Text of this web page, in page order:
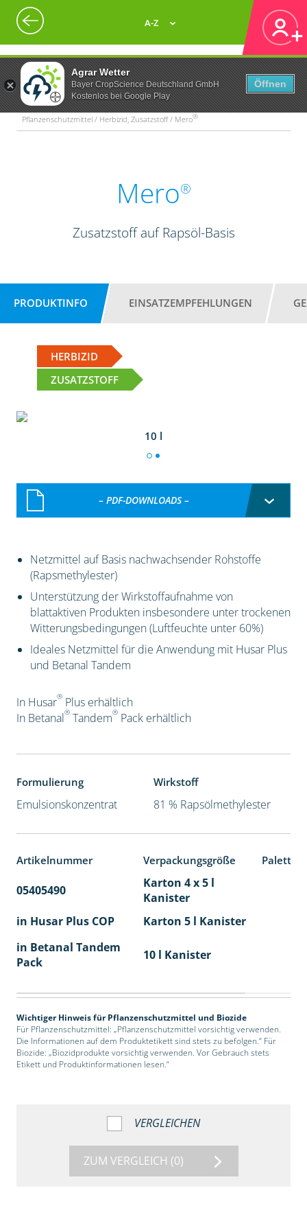
Agrar Wetter
Bayer CropScience Deutschland GmbH
Kostenlos bei Google Play
Öffnen
A-Z
Pflanzenschutzmittel / Herbizid, Zusatzstoff / Mero®
Mero®
Zusatzstoff auf Rapsöl-Basis
PRODUKTINFO EINSATZEMPFEHLUNGEN
HERBIZID
ZUSATZSTOFF
10 l
– PDF-DOWNLOADS –
Netzmittel auf Basis nachwachsender Rohstoffe
(Rapsmethylester)
Unterstützung der Wirkstoffaufnahme von
blattaktiven Produkten insbesondere unter trockenen
Witterungsbedingungen (Luftfeuchte unter 60%)
Ideales Netzmittel für die Anwendung mit Husar Plus
und Betanal Tandem
In Husar®Plus erhältlich
In Betanal®Tandem®Pack erhältlich
Formulierung
Emulsionskonzentrat
Wirkstoff
81 % Rapsölmethylester
Artikelnummer Verpackungsgröße
05405490
Karton 4 x 5 l
Kanister
in Husar Plus COP Karton 5 l Kanister
in Betanal Tandem
Pack
10 l Kanister
Wichtiger Hinweis für Pflanzenschutzmittel und Biozide
Für Pflanzenschutzmittel: „Pflanzenschutzmittel vorsichtig verwenden.
Die Informationen auf dem Produktetikett sind stets zu befolgen.“ Für
Biozide: „Biozidprodukte vorsichtig verwenden. Vor Gebrauch stets
Etikett und Produktinformationen lesen.“
VERGLEICHEN
ZUM VERGLEICH (0)